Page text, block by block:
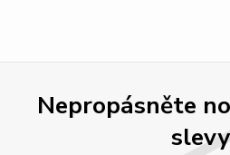
Nepropásněte